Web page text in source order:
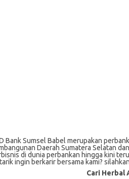
Bank Sumsel Babel merupakan
Daerah Sumatera Selatan
di dunia perbankan hingga kini
ingin berkarir bersama kami?
Cari Herbal